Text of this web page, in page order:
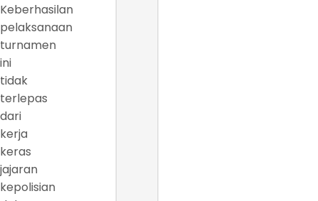
Keberhasilan
pelaksanaan
turnamen
ini
tidak
terlepas
dari
kerja
keras
jajaran
kepolisian